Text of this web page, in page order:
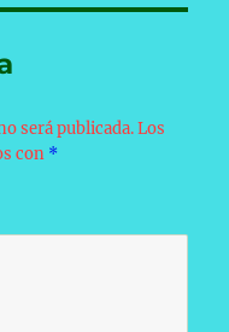
será publicada. Los
con *